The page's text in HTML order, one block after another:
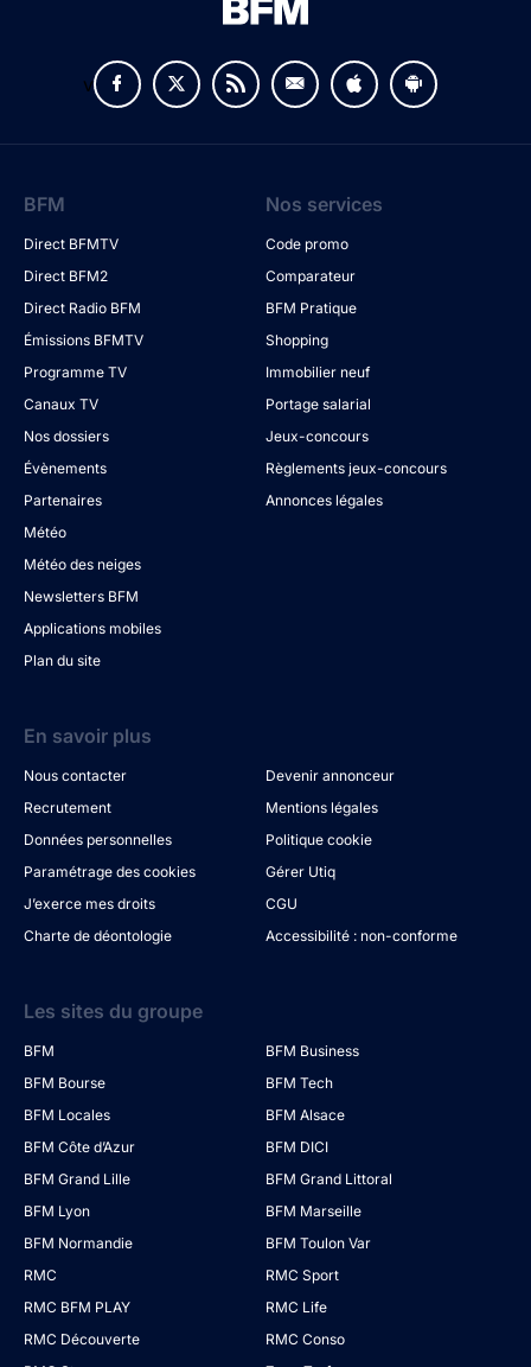
v
BFM
Direct BFMTV
Direct BFM2
Direct Radio BFM
Émissions BFMTV
Programme TV
Canaux TV
Nos dossiers
Évènements
Partenaires
Météo
Météo des neiges
Newsletters BFM
Applications mobiles
Plan du site
Nos services
Code promo
Comparateur
BFM Pratique
Shopping
Immobilier neuf
Portage salarial
Jeux-concours
Règlements jeux-concours
Annonces légales
En savoir plus
Nous contacter
Devenir annonceur
Recrutement
Mentions légales
Données personnelles
Politique cookie
Paramétrage des cookies
Gérer Utiq
J’exerce mes droits
CGU
Charte de déontologie
Accessibilité : non-conforme
Les sites du groupe
BFM
BFM Business
BFM Bourse
BFM Tech
BFM Locales
BFM Alsace
BFM Côte d’Azur
BFM DICI
BFM Grand Lille
BFM Grand Littoral
BFM Lyon
BFM Marseille
BFM Normandie
BFM Toulon Var
RMC
RMC Sport
RMC BFM PLAY
RMC Life
RMC Découverte
RMC Conso